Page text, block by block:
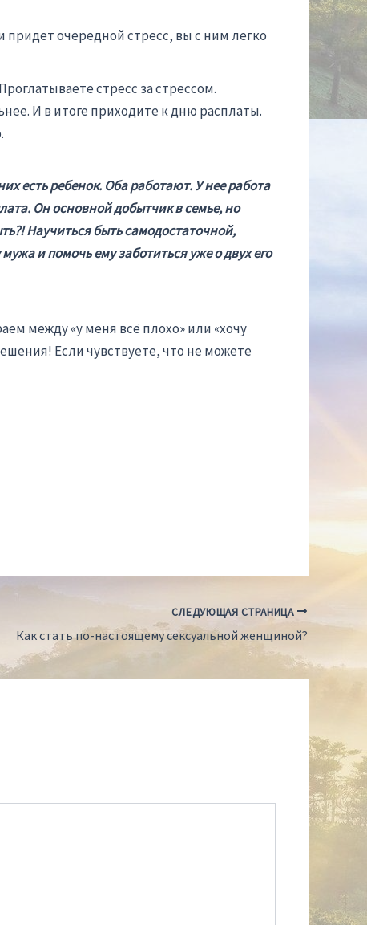
придет очередной стресс, вы с ним легко
стресс за стрессом.
И в итоге приходите к дню расплаты.
есть ребенок. Оба работают. У нее работа
Он основной добытчик в семье, но
Научиться быть самодостаточной,
и помочь ему заботиться уже о двух его
между «у меня всё плохо» или «хочу
Если чувствуете, что не можете
СЛЕДУЮЩАЯ СТРАНИЦА
Как стать по-настоящему сексуальной женщиной?